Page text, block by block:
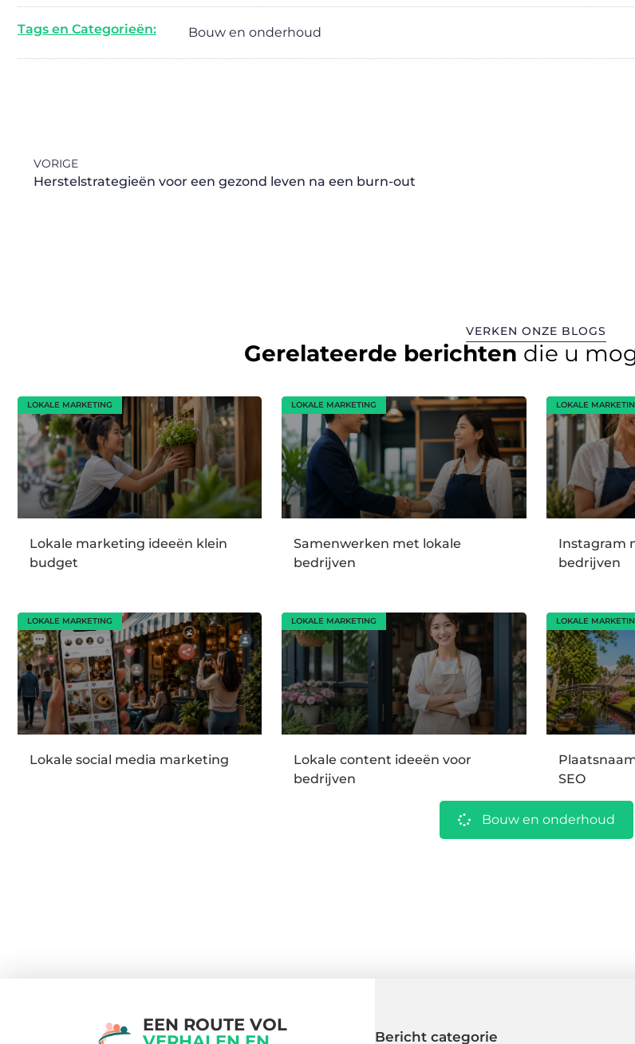
Tags en Categorieën: Bouw en onderhoud
VORIGE
Herstelstrategieën voor een gezond leven na een burn-out
VERKEN ONZE BLOGS
Gerelateerde berichten die u
LOKALE MARKETING
Lokale marketing ideeën klein
budget
LOKALE MARKETING
Samenwerken met lokale
bedrijven
LOKALE
Instagram
bedrijven
LOKALE MARKETING
Lokale social media marketing
LOKALE MARKETING
Lokale content ideeën voor
bedrijven
LOKALE
SEO
Bouw en onderhoud
EEN ROUTE VOL
Bericht categorie